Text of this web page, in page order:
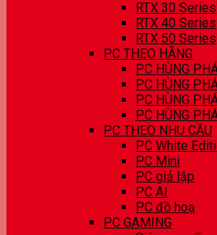
RTX 30 Series
RTX 40 Series
RTX 50 Series
PC THEO HÃNG
PC HÙNG
PC HÙNG
PC HÙNG
PC HÙNG
PC THEO NHU CẦU
PC White
PC Mini
PC giả lập
PC AI
PC đồ hoạ
PC GAMING